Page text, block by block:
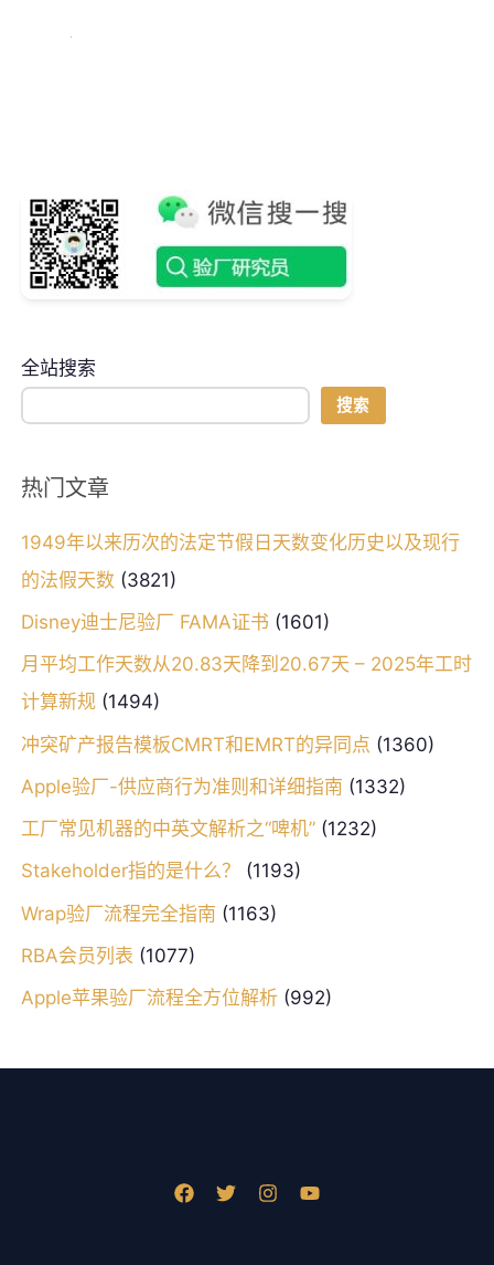
全站搜索
搜索
热门文章
1949年以来历次的法定节假日天数变化历史以及现行
的法假天数 (3821)
Disney迪士尼验厂 FAMA证书 (1601)
月平均工作天数从20.83天降到20.67天 – 2025年工时
计算新规(1494)
冲突矿产报告模板CMRT和EMRT的异同点 (1360)
Apple验厂-供应商行为准则和详细指南 (1332)
工厂常见机器的中英文解析之“啤机”(1232)
Stakeholder指的是什么？
(1193)
Wrap验厂流程完全指南 (1163)
RBA会员列表 (1077)
Apple苹果验厂流程全方位解析(992)